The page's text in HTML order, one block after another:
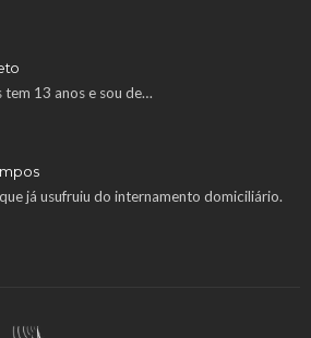
tem 13 anos e sou de…
já usufruiu do internamento domiciliário.